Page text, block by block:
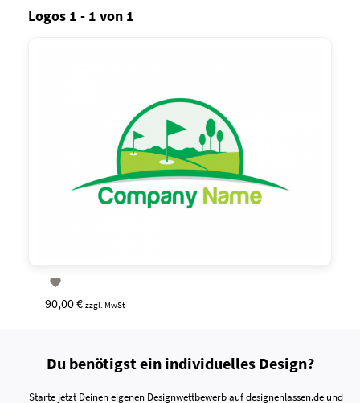
Logos 1 - 1 von 1

90,00 € zzgl. MwSt
Du benötigst ein individuelles Design?
Starte jetzt Deinen eigenen Designwettbewerb auf designenlassen.de und